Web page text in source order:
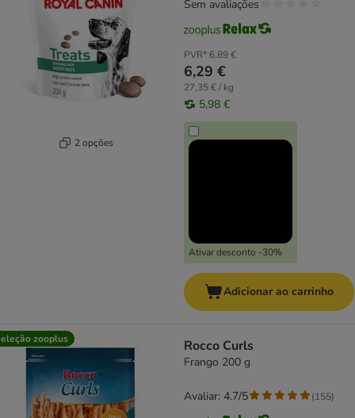
2 opções
PVR* 6,89 €
6,29 €
27,35 € / kg
5,98 €
Ativar desconto -30%
Sem avaliações
Adicionar ao carrinho
zooplus Rocco Curls
Frango 200 g
Avaliar: 4.7/5 (155)